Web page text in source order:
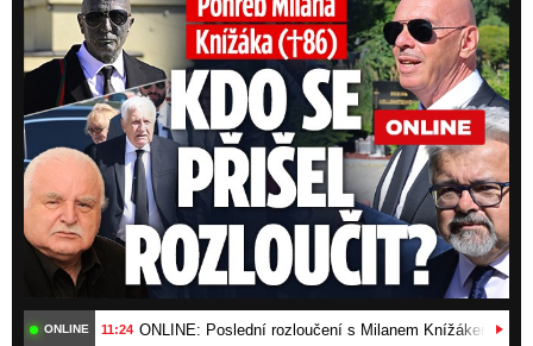
ONLINE 11:24 ONLINE: Poslední rozloučení s Milanem Knížákem